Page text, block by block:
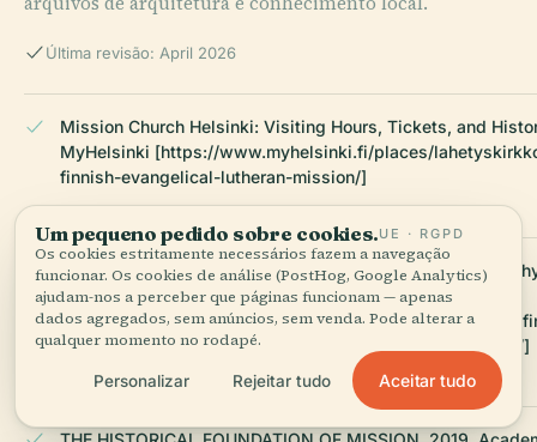
Última revisão: April 2026
Mission Church Helsinki: Visiting Hours, Tickets, and
MyHelsinki [https://www.myhelsinki.fi/places/
finnish-evangelical-lutheran-mission/]
The Brief History of the Finnish Missionary Society and
Significant in Owambo Society, 2024, Omutumwa
[https://omutumwa.com/2024/01/the-brief-history-of-the-
and-why-it-is-historically-significant-in-owambo-society/]
Um pequeno pedido sobre cookies.UE · RGPD
Os cookies estritamente necessários fazem a navegação
funcionar. Os cookies de análise (PostHog, Google Analytics)
ajudam-nos a perceber que páginas funcionam — apenas
dados agregados, sem anúncios, sem venda. Pode alterar a
qualquer momento no rodapé.
Personalizar Rejeitar tudo Aceitar tudo